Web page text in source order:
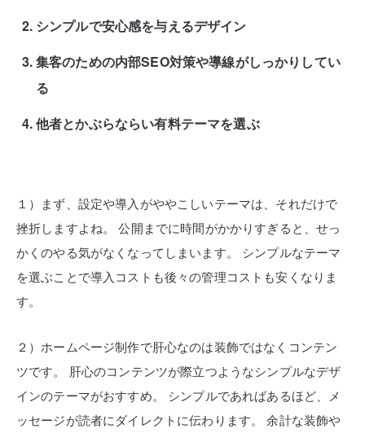
シンプルで安心感を与えるデザイン
集客のための内部SEO対策や導線がしっかりしてい
る
他者とかぶらならい有料テーマを選ぶ
１）まず、設定や導入がややこしいテーマは、それだけで
挫折しますよね。
公開までに時間がかかりすぎると、せっ
かくのやる気がなくなってしまいます。
シンプルなテーマ
を選ぶことで導入コストも後々の管理コストも安くなりま
す。
２）ホームページ制作で肝心なのは装飾ではなくコンテン
ツです。
肝心のコンテンツが際立つようなシンプルなデザ
インのテーマがおすすめ。
シンプルであればあるほど、メ
ッセージが読者にダイレクトに伝わります。
余計な装飾や